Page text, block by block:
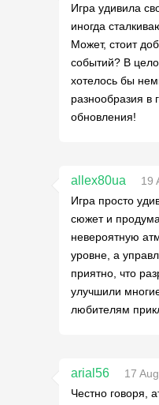
Игра удивила
иногда
Может, стоит
событий? В
хотелось бы
разнообразия в
обновления!
allex80ua
19
Игра просто
сюжет и
невероятную
уровне, а
приятно, что
улучшили
любителям
arial56
17
Честно говоря,